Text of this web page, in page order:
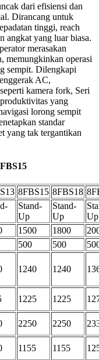
dari efisiensi dan
Dirancang untuk
tinggi, reach
angkat yang luar biasa.
merasakan
memungkinkan operasi
sempit. Dilengkapi
AC,
kamera fork, Seri
yang
lorong sempit
standar
yang tak tergantikan
8FBS15 8FBS18
Stand-
Up
Stand-
Up
Up
1500 1800
500 500
1240 1240
1225 1225
2250 2250
1155 1155